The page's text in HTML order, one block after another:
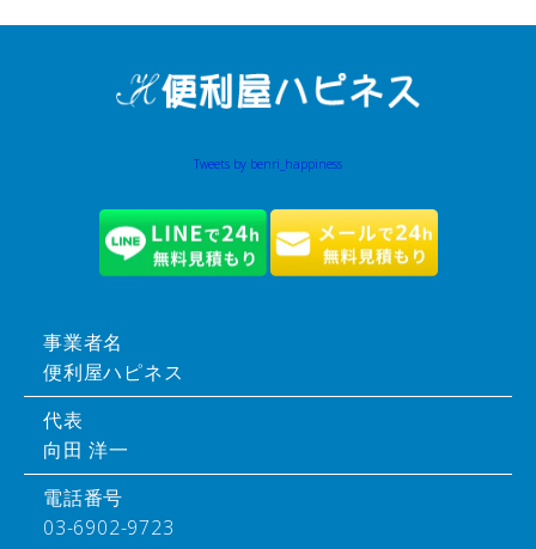
Tweets by benri_happiness
事業者名
便利屋ハピネス
代表
向田 洋一
電話番号
03-6902-9723